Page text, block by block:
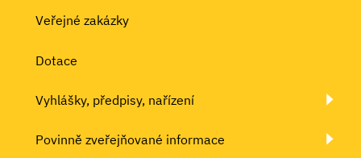
Veřejné zakázky
Dotace
Vyhlášky, předpisy, nařízení
Povinně zveřejňované informace